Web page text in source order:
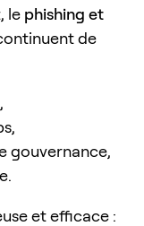
le phishing et
de
gouvernance,
et efficace :